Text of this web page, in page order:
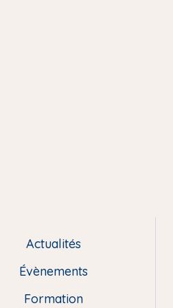
Actualités
Évènements
Formation